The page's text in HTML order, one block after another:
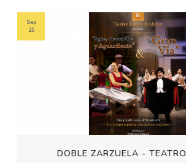
DOBLE ZARZUELA - TEATRO
Sep
25